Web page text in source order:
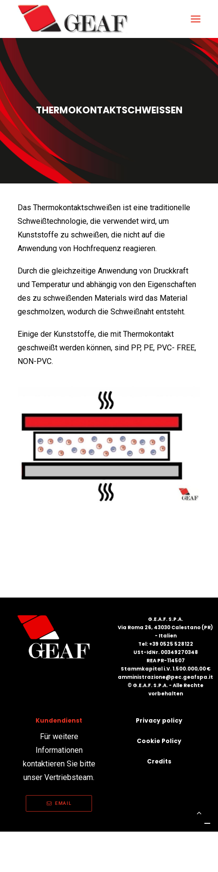
GEAF
UNTERNEHMEN
KNOW-HOW
UNSERE SEKTOREN
KONTAKTIEREN
NEUIGKEITEN UND VERANSTALTUNGEN
DOWNLOAD
ITALIANO
ENGLISH
FRANÇAIS
THERMOKONTAKTSCHWEISSEN
Das Thermokontaktschweißen ist eine traditionelle
Schweißtechnologie, die verwendet wird, um
Kunststoffe zu schweißen, die nicht auf die
Anwendung von Hochfrequenz reagieren.
Durch die gleichzeitige Anwendung von Druckkraft
und Temperatur und abhängig von den Eigenschaften
des zu schweißenden Materials wird das Material
geschmolzen, wodurch die Schweißnaht entsteht.
Einige der Kunststoffe, die mit Thermokontakt
geschweißt werden können, sind PP, PE, PVC- FREE,
NON-PVC.
G.E.A.F. S.P.A.
Via Roma 26, 43030 Calestano (PR)
- Italien
Tel: +39 0525 528122
USt-IdNr. 00349270348
REA PR-114507
Stammkapital i.V. 1.500.000,00 €
amministrazione@pec.geafspa.it
© G.E.A.F. S.P.A. - Alle Rechte
vorbehalten
Kundendienst
Für weitere
Informationen
kontaktieren Sie bitte
unser Vertriebsteam.
EMAIL
Privacy policy
Cookie Policy
Credits